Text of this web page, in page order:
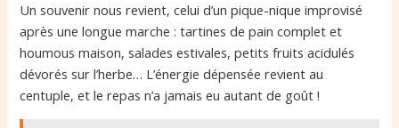
Un souvenir nous revient, celui d’un pique-nique improvisé
après une longue marche : tartines de pain complet et
houmous maison, salades estivales, petits fruits acidulés
dévorés sur l’herbe… L’énergie dépensée revient au
centuple, et le repas n’a jamais eu autant de goût !